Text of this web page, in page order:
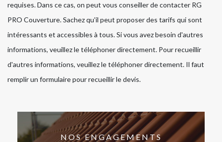
requises. Dans ce cas, on peut vous conseiller de contacter RG
PRO Couverture. Sachez qu'il peut proposer des tarifs qui sont
intéressants et accessibles à tous. Si vous avez besoin d'autres
informations, veuillez le téléphoner directement. Pour recueillir
d'autres informations, veuillez le téléphoner directement. Il faut
remplir un formulaire pour recueillir le devis.
NOS ENGAGEMENTS